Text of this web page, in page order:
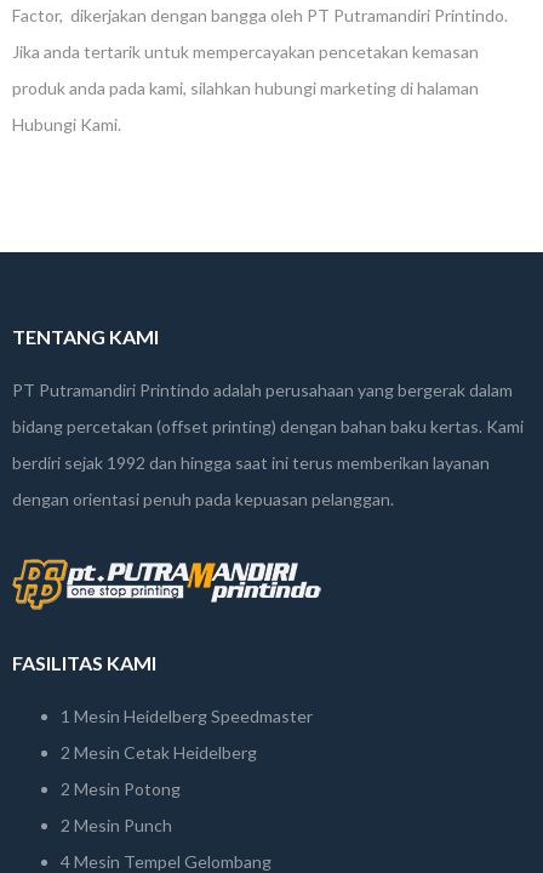
Factor, dikerjakan dengan bangga oleh PT Putramandiri Printindo.
Jika anda tertarik untuk mempercayakan pencetakan kemasan
produk anda pada kami, silahkan hubungi marketing di halaman
Hubungi Kami.
TENTANG KAMI
PT Putramandiri Printindo adalah perusahaan yang bergerak dalam
bidang percetakan (offset printing) dengan bahan baku kertas. Kami
berdiri sejak 1992 dan hingga saat ini terus memberikan layanan
dengan orientasi penuh pada kepuasan pelanggan.
FASILITAS KAMI
1 Mesin Heidelberg Speedmaster
2 Mesin Cetak Heidelberg
2 Mesin Potong
2 Mesin Punch
4 Mesin Tempel Gelombang